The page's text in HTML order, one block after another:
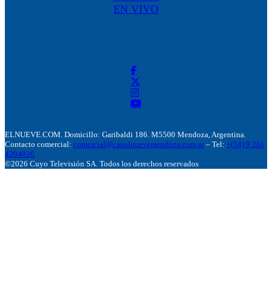
EN VIVO
ELNUEVE.COM. Domicillo: Garibaldi 186. M5500 Mendoza, Argentina.
Contacto comercial: comercial@canalnuevemendoza.com.ar – Tel: +(54) 9 261
4204020
©2026 Cuyo Televisión SA. Todos los derechos reservados